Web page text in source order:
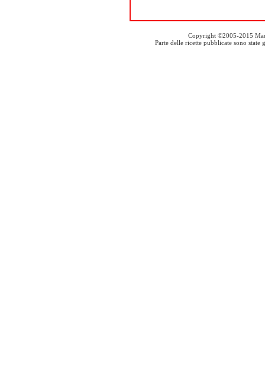
Copyright ©2005-2015
Parte delle ricette pubblicate sono state